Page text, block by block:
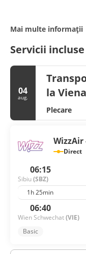
Mai multe informații
Servicii incluse
04
aug.
la Viena
Plecare
WizzAir
Direct
06:15
Sibiu(SBZ)
1h 25min
06:40
Wien Schwechat(VIE)
Basic